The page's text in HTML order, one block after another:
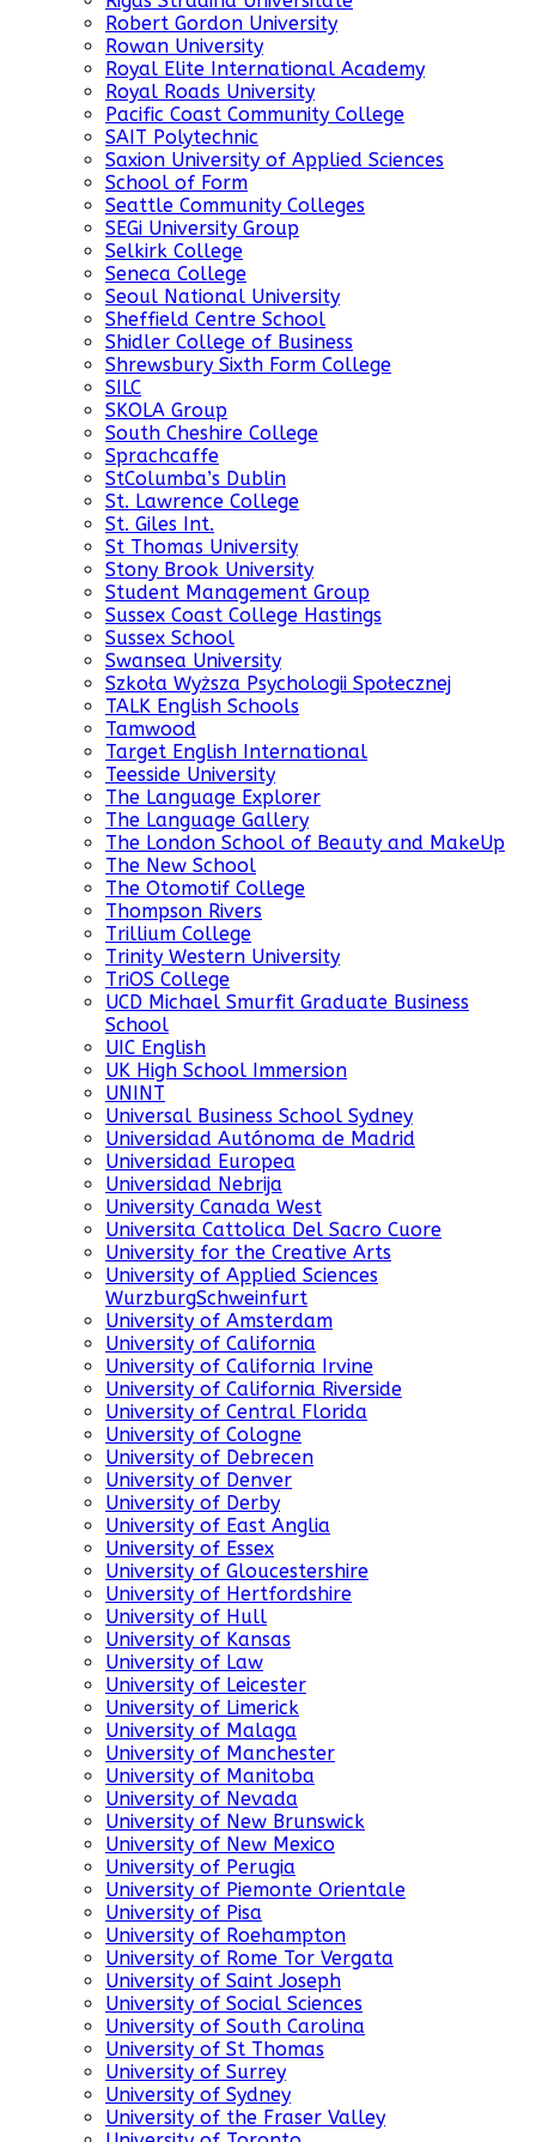
Robert Gordon University
Rowan University
Royal Elite International Academy
Royal Roads University
Pacific Coast Community College
SAIT Polytechnic
Saxion University of Applied Sciences
School of Form
Seattle Community Colleges
SEGi University Group
Selkirk College
Seneca College
Seoul National University
Sheffield Centre School
Shidler College of Business
Shrewsbury Sixth Form College
SILC
SKOLA Group
South Cheshire College
Sprachcaffe
StColumba’s Dublin
St. Lawrence College
St. Giles Int.
St Thomas University
Stony Brook University
Student Management Group
Sussex Coast College Hastings
Sussex School
Swansea University
Szkoła Wyższa Psychologii Społecznej
TALK English Schools
Tamwood
Target English International
Teesside University
The Language Explorer
The Language Gallery
The London School of Beauty and MakeUp
The New School
The Otomotif College
Thompson Rivers
Trillium College
Trinity Western University
TriOS College
UCD Michael Smurfit Graduate Business
School
UIC English
UK High School Immersion
UNINT
Universal Business School Sydney
Universidad Autónoma de Madrid
Universidad Europea
Universidad Nebrija
University Canada West
Universita Cattolica Del Sacro Cuore
University for the Creative Arts
University of Applied Sciences
WurzburgSchweinfurt
University of Amsterdam
University of California
University of California Irvine
University of California Riverside
University of Central Florida
University of Cologne
University of Debrecen
University of Denver
University of Derby
University of East Anglia
University of Essex
University of Gloucestershire
University of Hertfordshire
University of Hull
University of Kansas
University of Law
University of Leicester
University of Limerick
University of Malaga
University of Manchester
University of Manitoba
University of Nevada
University of New Brunswick
University of New Mexico
University of Perugia
University of Piemonte Orientale
University of Pisa
University of Roehampton
University of Rome Tor Vergata
University of Saint Joseph
University of Social Sciences
University of South Carolina
University of St Thomas
University of Surrey
University of Sydney
University of the Fraser Valley